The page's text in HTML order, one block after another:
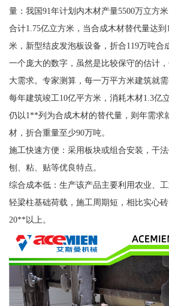
量：我国91年计划内木材产量5500万立方
合计1.75亿立方米，当合成木材替代量达
米，新型结皮发泡板设备，折合119万吨合
一个庞大的数字，虽然是比较保守的估计
大需求。专家测算，每一万平方米建筑就需
每年建筑竣工10亿平方米，消耗木材1.3亿
仍以1**列为合成木材的替代量，则年需求
材，折合重量至少90万吨。
施工快速方便：采用板块或组合安装，干法
刨、粘、贴等优良特点。
综合成本低：生产该产品主要利用农业、
轻梁柱基础荷载，施工周期短，相比实心
20**以上。